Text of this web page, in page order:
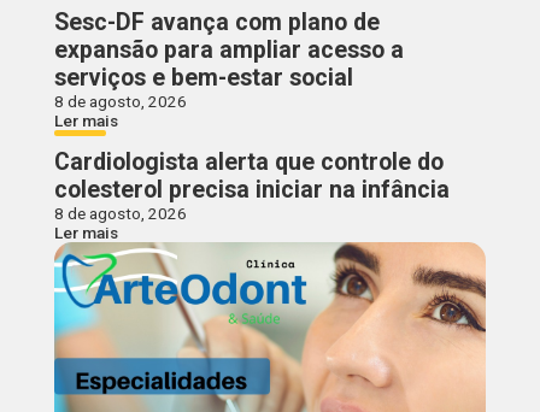
Sesc-DF avança com plano de
expansão para ampliar acesso a
serviços e bem-estar social
8 de agosto, 2026
Ler mais
Cardiologista alerta que controle do
colesterol precisa iniciar na infância
8 de agosto, 2026
Ler mais